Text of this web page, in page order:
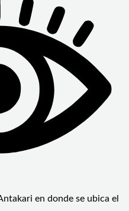
en donde se ubica el